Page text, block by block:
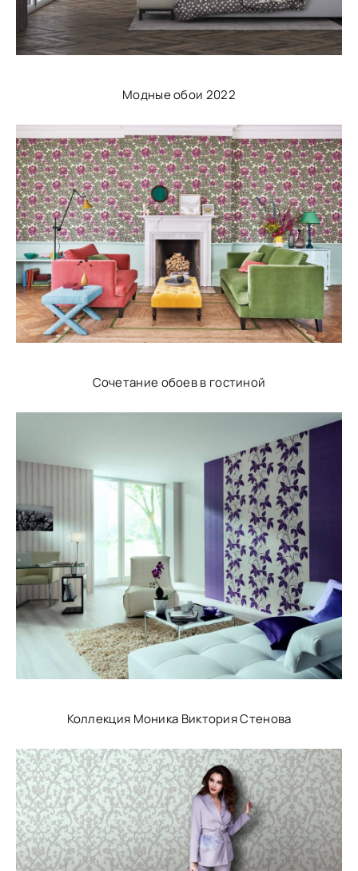
Модные обои 2022
Сочетание обоев в гостиной
Коллекция Моника Виктория Стенова